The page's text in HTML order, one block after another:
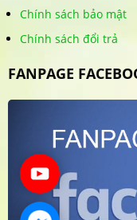
Chính sách bảo mật
Chính sách đổi trả
FANPAGE